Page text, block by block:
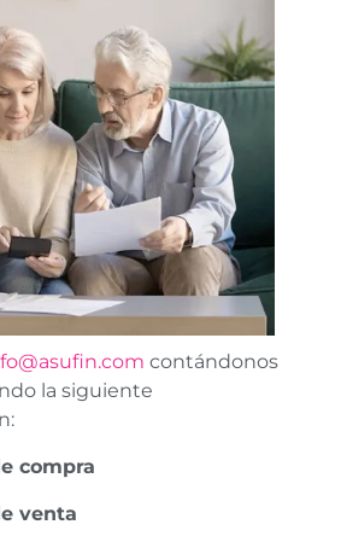
contándonos
la siguiente
compra
venta